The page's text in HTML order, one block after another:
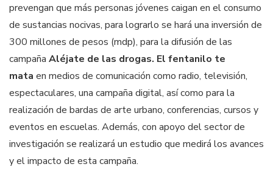
prevengan que más personas jóvenes caigan en el consumo
de sustancias nocivas, para lograrlo se hará una inversión de
300 millones de pesos (mdp), para la difusión de las
campaña Aléjate de las drogas. El fentanilo te
mata en medios de comunicación como radio, televisión,
espectaculares, una campaña digital, así como para la
realización de bardas de arte urbano, conferencias, cursos y
eventos en escuelas. Además, con apoyo del sector de
investigación se realizará un estudio que medirá los avances
y el impacto de esta campaña.